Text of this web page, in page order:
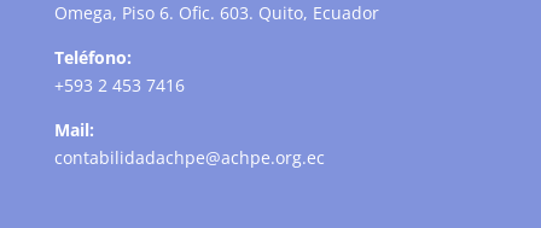
Omega, Piso 6. Ofic. 603. Quito, Ecuador
Teléfono:
+593 2 453 7416
Mail:
contabilidadachpe@achpe.org.ec